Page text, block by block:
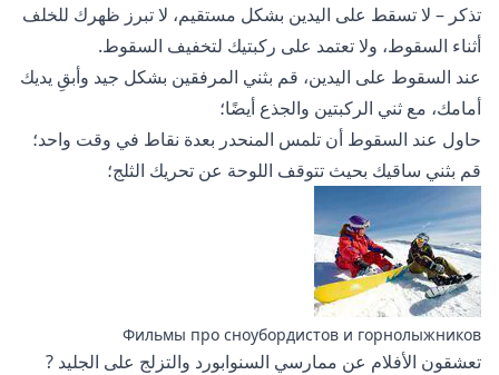
تذكر – لا تسقط على اليدين بشكل مستقيم، لا تبرز ظهرك للخلف
أثناء السقوط، ولا تعتمد على ركبتيك لتخفيف السقوط.
عند السقوط على اليدين، قم بثني المرفقين بشكل جيد وأبقِ يديك
أمامك، مع ثني الركبتين والجذع أيضًا؛
حاول عند السقوط أن تلمس المنحدر بعدة نقاط في وقت واحد؛
قم بثني ساقيك بحيث تتوقف اللوحة عن تحريك الثلج؛
Фильмы про сноубордистов и горнолыжников
تعشقون الأفلام عن ممارسي السنوابورد والتزلج على الجليد ?